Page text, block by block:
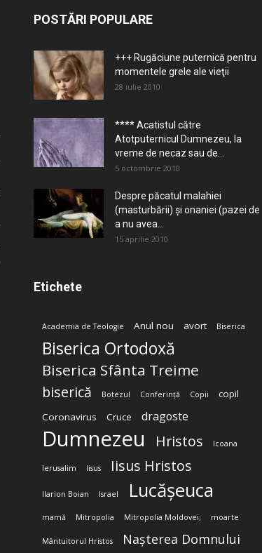
POSTĂRI POPULARE
+++ Rugăciune puternică pentru
momentele grele ale vieţii
28 iulie 2010
**** Acatistul către
Atotputernicul Dumnezeu, la
vreme de necaz sau de...
5 octombrie 2010
Despre păcatul malahiei
(masturbării) şi onaniei (pazei de
a nu avea...
15 aprilie 2010
Etichete
Academia de Teologie Anul nou avort Biserica
Biserica Ortodoxă
Biserica Sfânta Treime
biserică Botezul Conferință Copii
copil
Coronavirus
Cruce dragoste
Dumnezeu Hristos Icoana
Ierusalim Iisus Iisus Hristos
Ilarion Boian Israel Lucășeuca
mamă Mitropolia Mitropolia Moldovei; moarte
Mântuitorul Hristos Nașterea Domnului